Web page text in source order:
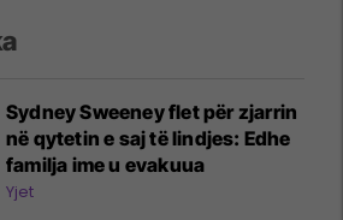
Sydney Sweeney flet për zjarrin
në qytetin e saj të lindjes: Edhe
familja ime u evakuua
Yjet